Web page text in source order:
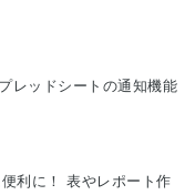
レッドシートの通知機能
利に！ 表やレポート作